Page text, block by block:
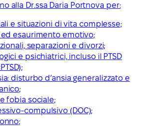
alla Dr.ssa Daria Portnova per:
e situazioni di vita complesse;
esaurimento emotivo;
separazioni e divorzi;
e psichiatrici, incluso il PTSD
disturbo d’ansia generalizzato e
fobia sociale;
compulsivo (DOC);